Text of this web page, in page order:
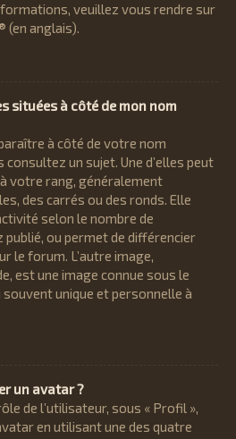
veuillez vous rendre sur
(en anglais).
situées à côté de mon nom
à côté de votre nom
un sujet. Une d’elles peut
votre rang, généralement
des carrés ou des ronds. Elle
selon le nombre de
publié, ou permet de différencier
le forum. L’autre image,
est une image connue sous le
souvent unique et personnelle à
un avatar ?
de l’utilisateur, sous « Profil »,
en utilisant une des quatre